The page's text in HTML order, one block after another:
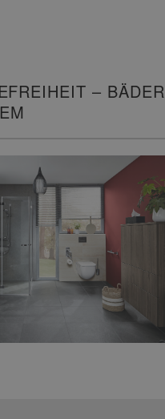
– BÄDER